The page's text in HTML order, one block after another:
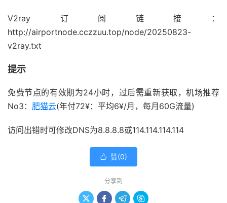
V2ray订阅链接：
http://airportnode.cczzuu.top/node/20250823-
v2ray.txt
提示
免费节点的有效期为24小时，过后需重新获取，机场推荐
No3： 肥猫云(年付72¥：平均6¥/月，每月60G流量)
访问出错时可修改DNS为8.8.8.8或114.114.114.114
 赞(0)
分享到
   